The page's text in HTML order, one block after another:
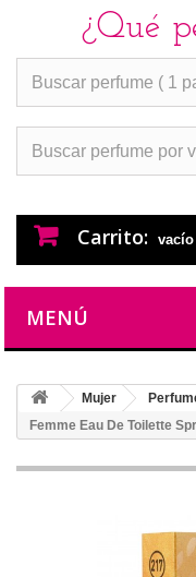
¿Qué
Carrito: vacío
MENÚ
Mujer
Femme Eau De Toilette